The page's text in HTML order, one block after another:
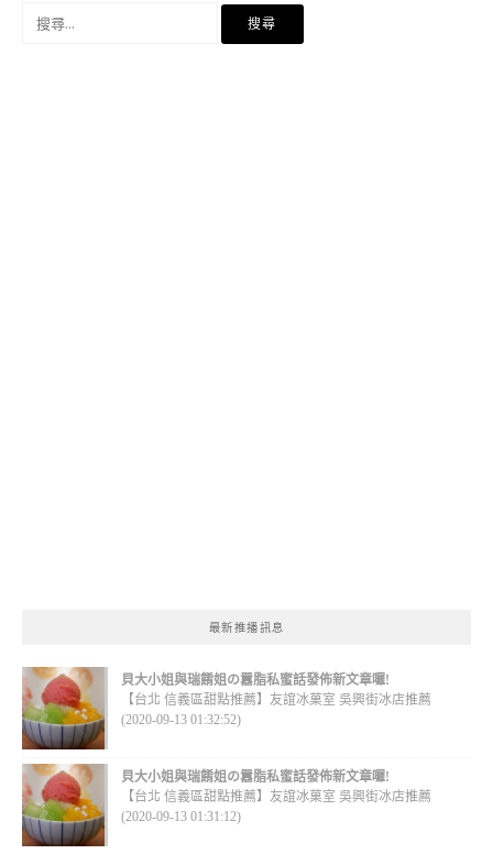
最新推播訊息
貝大小姐與瑞餚姐の囂脂私蜜話發佈新文章囉!
【台北 信義區甜點推薦】友誼冰菓室 吳興街冰店推薦
(2020-09-13 01:32:52)
貝大小姐與瑞餚姐の囂脂私蜜話發佈新文章囉!
【台北 信義區甜點推薦】友誼冰菓室 吳興街冰店推薦
(2020-09-13 01:31:12)